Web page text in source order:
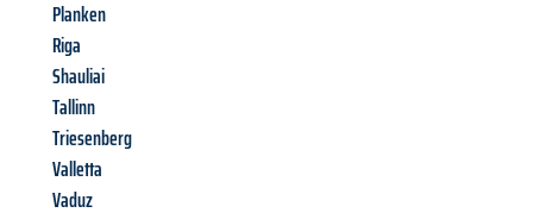
Planken
Riga
Shauliai
Tallinn
Triesenberg
Valletta
Vaduz